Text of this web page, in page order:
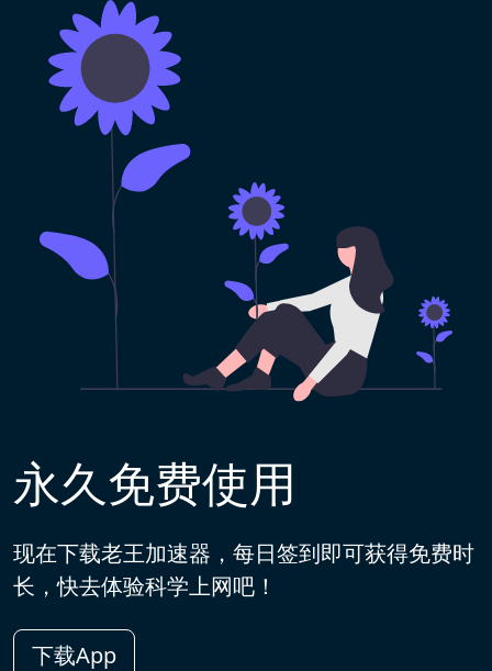
永久免费使用
现在下载老王加速器，每日签到即可获得免费时
长，快去体验科学上网吧！
下载App